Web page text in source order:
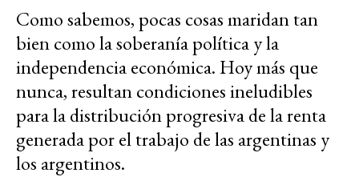
Como sabemos, pocas cosas maridan tan
bien como la soberanía política y la
independencia económica. Hoy más que
nunca, resultan condiciones ineludibles
para la distribución progresiva de la renta
generada por el trabajo de las argentinas y
los argentinos.